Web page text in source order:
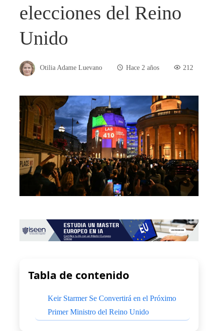
elecciones del Reino
Unido
Otilia Adame Luevano Hace 2 años 212
Tabla de contenido
Keir Starmer Se Convertirá en el Próximo
Primer Ministro del Reino Unido